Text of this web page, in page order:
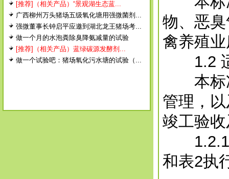
[推荐]（相关产品）“景观湖生态蓝...
广西柳州万头猪场五级氧化塘用强微菌剂...
强微董事长钟启平应邀到湖北龙王猪场考...
做一个月的水泡粪除臭降氨减量的试验
[推荐]（相关产品）蓝绿碳源发酵剂...
做一个试验吧：猪场氧化污水塘的试验（...
物、恶
禽养殖
1.2 适
本标准
管理，
竣工验
1.2.1
和表2执